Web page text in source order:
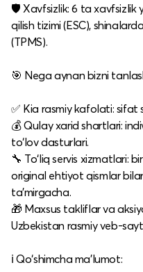
🛡️ Xavfsizlik: 6 ta xavfsizlik
qilish tizimi (ESC),
(TPMS).​
🎯 Nega aynan bizni
✅ Kia rasmiy kafolati:
💰 Qulay xarid shartlari:
to‘lov dasturlari.
🔧 To‘liq servis xizmatlari:
original ehtiyot qismlar
ta’mirgacha.
🎁 Maxsus takliflar va
Uzbekistan rasmiy veb-
ℹ️ Qo‘shimcha ma’lumot: